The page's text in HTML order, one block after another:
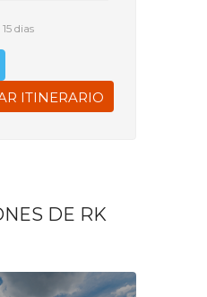
15 dias
ITINERARIO
DE RK